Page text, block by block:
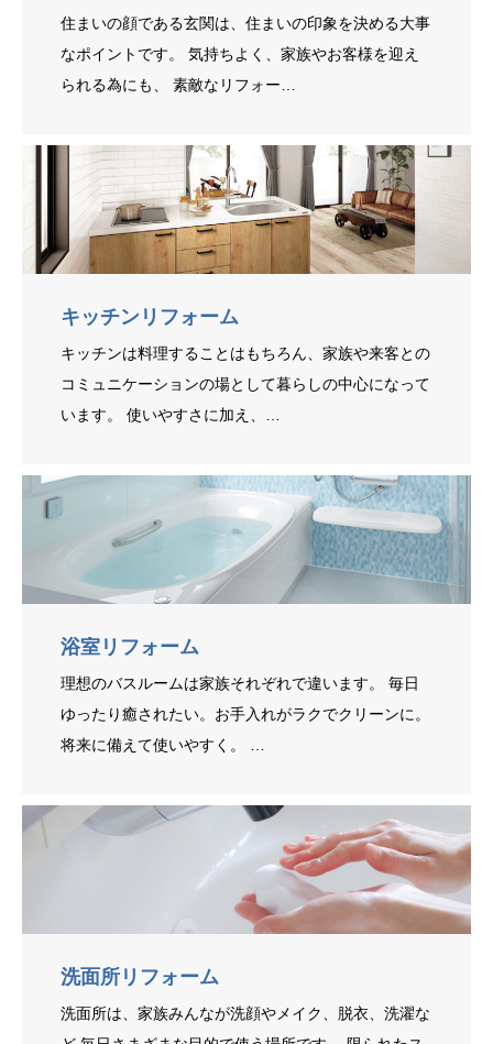
住まいの顔である玄関は、住まいの印象を決める大事
なポイントです。 気持ちよく、家族やお客様を迎え
られる為にも、 素敵なリフォー…
キッチンリフォーム
キッチンは料理することはもちろん、家族や来客との
コミュニケーションの場として暮らしの中心になって
います。 使いやすさに加え、…
浴室リフォーム
理想のバスルームは家族それぞれで違います。 毎日
ゆったり癒されたい。お手入れがラクでクリーンに。
将来に備えて使いやすく。 …
洗面所リフォーム
洗面所は、家族みんなが洗顔やメイク、脱衣、洗濯な